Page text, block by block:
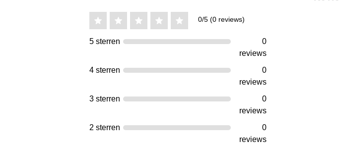
0/5 (0 reviews)
5 sterren
0
reviews
4 sterren
0
reviews
3 sterren
0
reviews
2 sterren
0
reviews